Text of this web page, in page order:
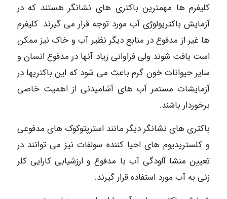
کلیفرم ها مهمترین باکتری های نشانگر هستند که در
آزمایش باکتریولوژی آب مورد توجه قرار می گیرند. کلیفرم
ها غیر از مدفوع در منابع دیگر نظیر آب و خاک نیز ممکن
است یافت شوند ولی فراوانی زیاد آنها در مدفوع انسان و
سایر حیوانات خون گرم باعث می شود که این باکتریها در
آزمایشات مستمر آب های آشامیدنی از اهمیت خاصی
برخوردار باشند.
باکتری های نشانگر دیگر مانند استرپتوکوک های مدفوعی
و کلستریدیوم های احیا کننده سولفات نیز می توانند در
تعیین منشا آلودگی آب با مدفوع و ارزشیابی کارایی کلر
زنی به آب مورد استفاده قرار گیرند.